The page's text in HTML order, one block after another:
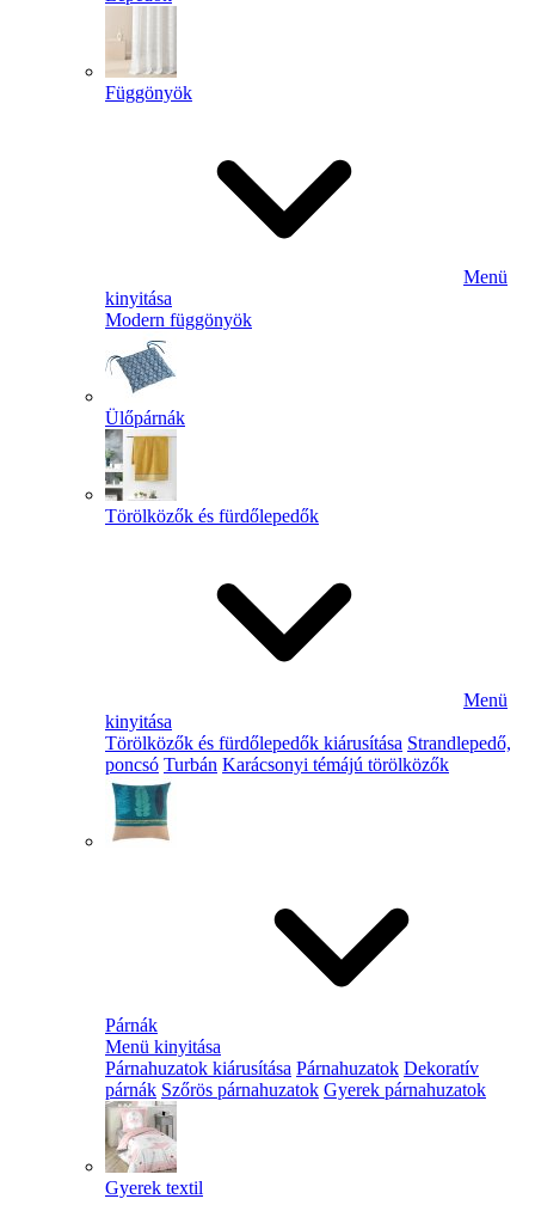
Függönyök
Menü
kinyitása
Modern függönyök
Ülőpárnák
Törölközők és fürdőlepedők
Menü
kinyitása
Törölközők és fürdőlepedők kiárusítása Strandlepedő,
poncsó Turbán Karácsonyi témájú törölközők
Párnák
Menü kinyitása
Párnahuzatok kiárusítása Párnahuzatok Dekoratív
párnák Szőrös párnahuzatok Gyerek párnahuzatok
Gyerek textil